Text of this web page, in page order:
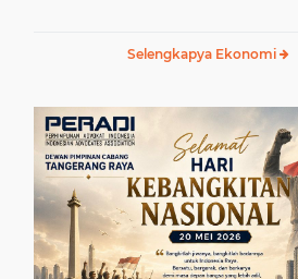
Selengkapya Ekonomi